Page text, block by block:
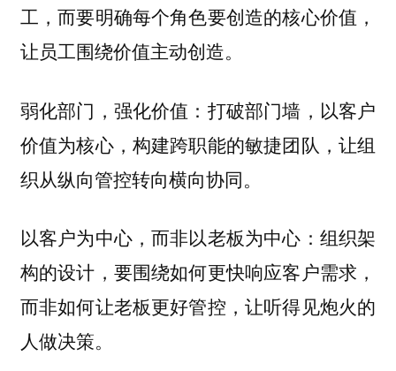
工，而要明确每个角色要创造的核心价值，
让员工围绕价值主动创造。
弱化部门，强化价值： 打破部门墙，以客户
价值为核心，构建跨职能的敏捷团队，让组
织从纵向管控转向横向协同。
以客户为中心，而非以老板为中心： 组织架
构的设计，要围绕如何更快响应客户需求，
而非如何让老板更好管控，让听得见炮火的
人做决策。